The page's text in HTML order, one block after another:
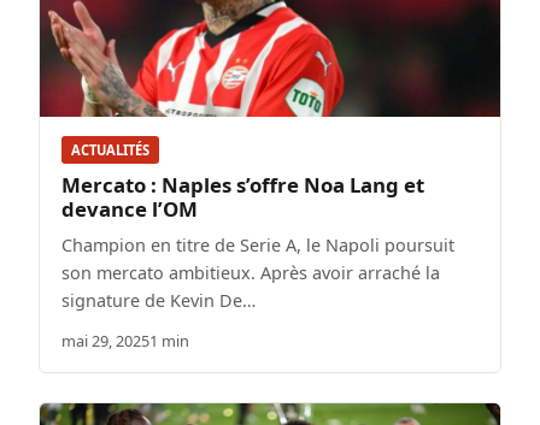
ACTUALITÉS
Mercato : Naples s’offre Noa Lang et
devance l’OM
Champion en titre de Serie A, le Napoli poursuit
son mercato ambitieux. Après avoir arraché la
signature de Kevin De…
mai 29, 20251 min